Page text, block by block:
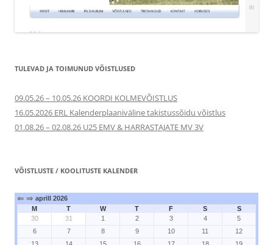
TULEVAD JA TOIMUNUD VÕISTLUSED
09.05.26 – 10.05.26 KOORDI KOLMEVÕISTLUS
16.05.2026 ERL Kalenderplaaniväline takistussõidu võistlus
01.08.26 – 02.08.26 U25 EMV & HARRASTAJATE MV 3V
VÕISTLUSTE / KOOLITUSTE KALENDER
⇐ ⇒ aprill 2026
M
T W T F S
S
30
31 1 2 3 4
5
6
7 8 9 10 11
12
13
14 15 16 17 18
19